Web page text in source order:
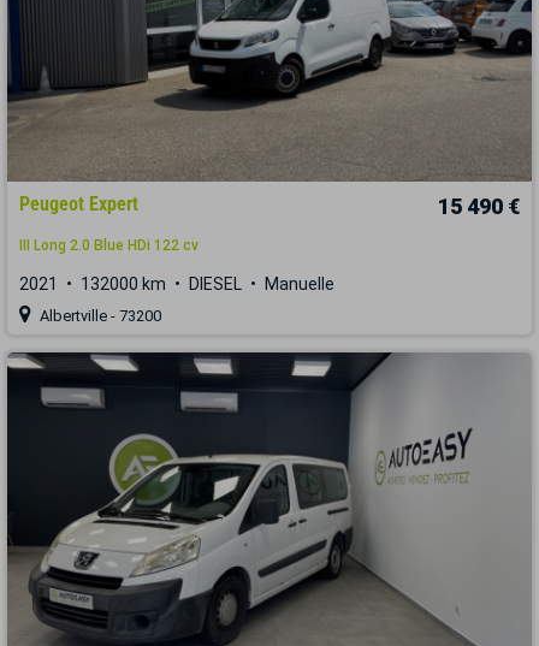
Peugeot Expert 15 490 €
III Long 2.0 Blue HDi 122 cv
2021 132000 km DIESEL Manuelle
Albertville - 73200